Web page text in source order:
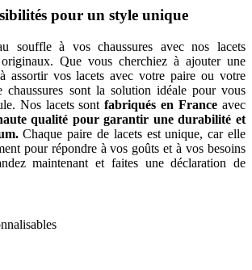
pour un style unique
souffle à vos chaussures avec nos lacets
originaux. Que vous cherchiez à ajouter une
assortir vos lacets avec votre paire ou votre
chaussures sont la solution idéale pour vous
Nos lacets sontfabriqués en France avec
qualité pour garantir une durabilité et
Chaque paire de lacets est unique, car elle
pour répondre à vos goûts et à vos besoins
maintenant et faites une déclaration de